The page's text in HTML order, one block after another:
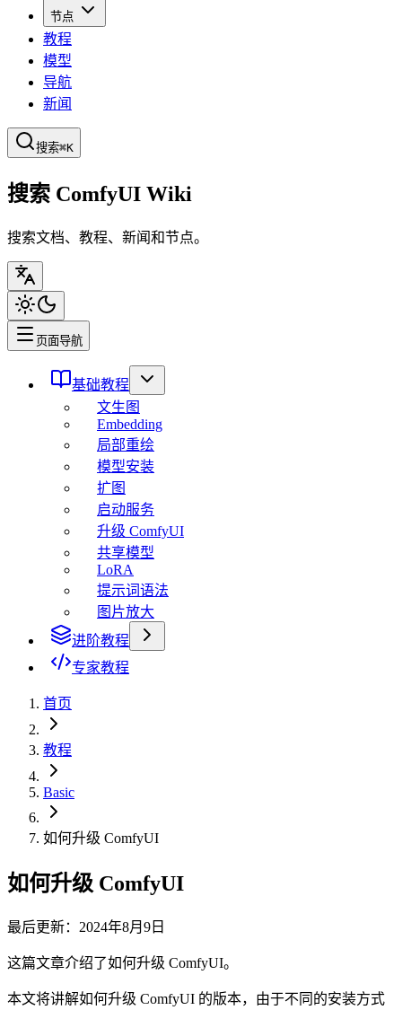
节点
教程
模型
导航
新闻
搜索⌘K
搜索 ComfyUI Wiki
搜索文档、教程、新闻和节点。
页面导航
基础教程
文生图
Embedding
局部重绘
模型安装
扩图
启动服务
升级 ComfyUI
共享模型
LoRA
提示词语法
图片放大
进阶教程
专家教程
首页
教程
Basic
如何升级 ComfyUI
如何升级 ComfyUI
最后更新：2024年8月9日
这篇文章介绍了如何升级 ComfyUI。
本文将讲解如何升级 ComfyUI 的版本，由于不同的安装方式